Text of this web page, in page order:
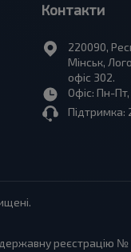
Контакти
220090,
Мінськ,
офіс 302.
Офіс: Пн-
Підтримка:
реєстрацію №